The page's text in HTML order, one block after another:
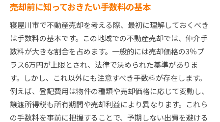
売却前に知っておきたい手数料の基本
寝屋川市で不動産売却を考える際、最初に理解しておくべき
は手数料の基本です。この地域での不動産売却では、仲介手
数料が大きな割合を占めます。一般的には売却価格の3％プ
ラス6万円が上限とされ、法律で決められた基準がありま
す。しかし、これ以外にも注意すべき手数料が存在します。
例えば、登記費用は物件の種類や売却価格に応じて変動し、
譲渡所得税も所有期間や売却利益により異なります。これら
の手数料を事前に把握することで、予期しない出費を避ける